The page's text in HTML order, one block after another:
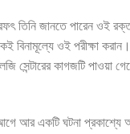
তিনি জানতে পারেন ওই রক্ত
বিনামূল্যে ওই পরীক্ষা
সেন্টারের কাগজটি পাওয়া
আর একটি ঘটনা প্রকাশ্যে